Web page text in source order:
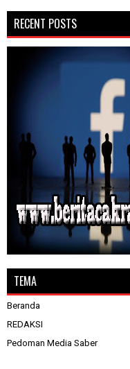
RECENT POSTS
TEMA
Beranda
REDAKSI
Pedoman Media Saber